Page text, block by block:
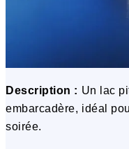
Description : Un lac
embarcadère, idéal
soirée.